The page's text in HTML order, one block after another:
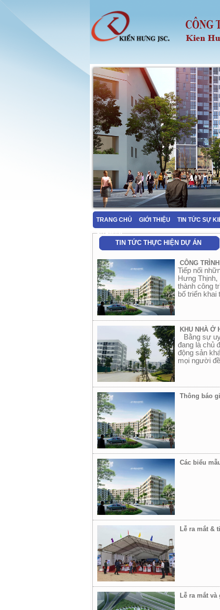
TRANG CHỦ GIỚI THIỆU
TIN TỨC SỰ
SITEMAP
TIN TỨC THỰC HIỆN DỰ ÁN
CÔNG
Tiếp nối
Hưng
thành công
bố triển khai
KHU NHÀ Ở
Bằng sự
đang là chủ
động sản
mọi người
Thông báo
Các biểu
Lễ ra mắt &
Lễ ra mắt